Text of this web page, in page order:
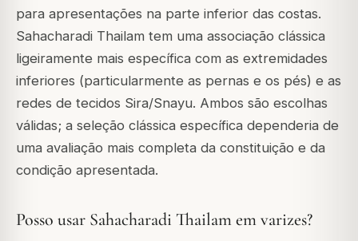
para apresentações na parte inferior das costas.
Sahacharadi Thailam tem uma associação clássica
ligeiramente mais específica com as extremidades
inferiores (particularmente as pernas e os pés) e as
redes de tecidos Sira/Snayu. Ambos são escolhas
válidas; a seleção clássica específica dependeria de
uma avaliação mais completa da constituição e da
condição apresentada.
Posso usar Sahacharadi Thailam em varizes?